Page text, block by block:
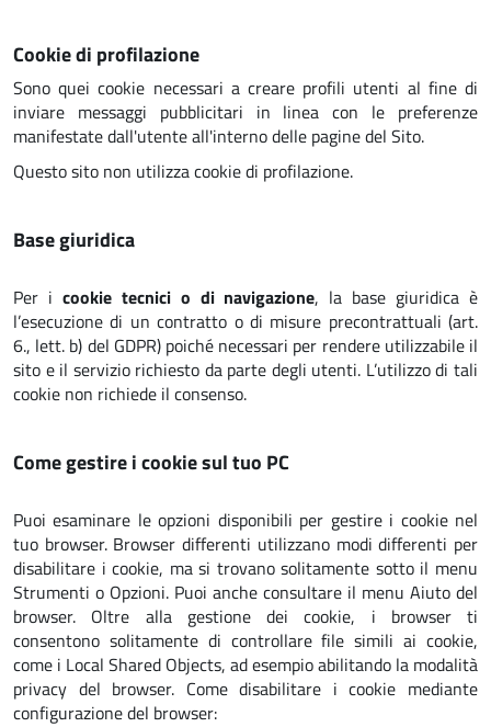
Cookie di profilazione
Sono quei cookie necessari a creare profili utenti al fine di
inviare messaggi pubblicitari in linea con le preferenze
manifestate dall'utente all'interno delle pagine del Sito.
Questo sito non utilizza cookie di profilazione.
Base giuridica
Per i cookie tecnici o di navigazione, la base giuridica è
l’esecuzione di un contratto o di misure precontrattuali (art.
6., lett. b) del GDPR) poiché necessari per rendere utilizzabile il
sito e il servizio richiesto da parte degli utenti. L’utilizzo di tali
cookie non richiede il consenso.
Come gestire i cookie sul tuo PC
Puoi esaminare le opzioni disponibili per gestire i cookie nel
tuo browser. Browser differenti utilizzano modi differenti per
disabilitare i cookie, ma si trovano solitamente sotto il menu
Strumenti o Opzioni. Puoi anche consultare il menu Aiuto del
browser. Oltre alla gestione dei cookie, i browser ti
consentono solitamente di controllare file simili ai cookie,
come i Local Shared Objects, ad esempio abilitando la modalità
privacy del browser. Come disabilitare i cookie mediante
configurazione del browser: